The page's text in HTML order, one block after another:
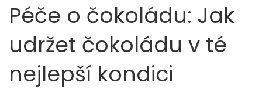
Péče o čokoládu: Jak
udržet čokoládu v té
nejlepší kondici